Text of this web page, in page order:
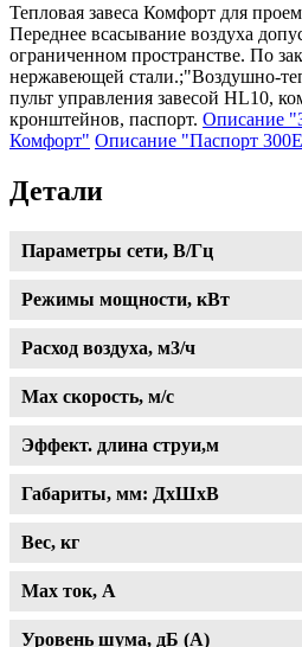
Тепловая завеса Комфорт для
Переднее всасывание воздуха
ограниченном пространстве. По
нержавеющей стали.;"Воздушно-
пульт управления завесой HL10,
кронштейнов, паспорт. Описание
Комфорт" Описание "Паспорт
Детали
Параметры сети, В/Гц
Режимы мощности, кВт
Расход воздуха, м3/ч
Max скорость, м/с
Эффект. длина струи,м
Габариты, мм: ДхШхВ
Вес, кг
Max ток, A
Уровень шума, дБ (А)